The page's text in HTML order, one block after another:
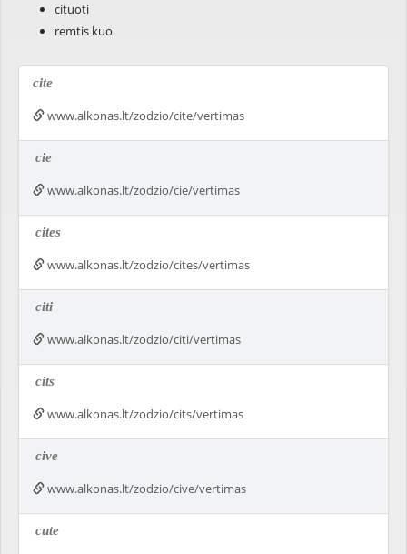
cituoti
remtis kuo
cite
www.alkonas.lt/zodzio/cite/vertimas
cie
www.alkonas.lt/zodzio/cie/vertimas
cites
www.alkonas.lt/zodzio/cites/vertimas
citi
www.alkonas.lt/zodzio/citi/vertimas
cits
www.alkonas.lt/zodzio/cits/vertimas
cive
www.alkonas.lt/zodzio/cive/vertimas
cute